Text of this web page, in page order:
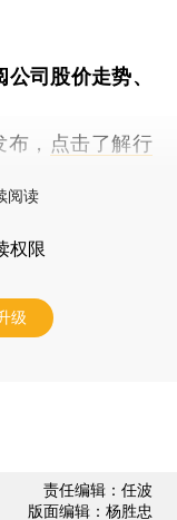
公司股价走势、
， 点击了解行
阅读
权限
级
责任编辑：任波
版面编辑：杨胜忠